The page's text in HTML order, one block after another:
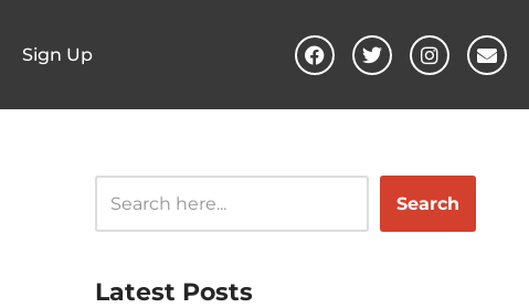
Sign Up
Search
Latest Posts